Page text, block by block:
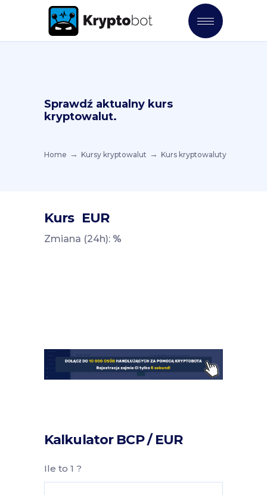
Sprawdź aktualny kurs
kryptowalut.
Home Kursy kryptowalut Kurs kryptowaluty
Kurs EUR
Zmiana (24h): %
Kalkulator BCP / EUR
Ile to 1 ?